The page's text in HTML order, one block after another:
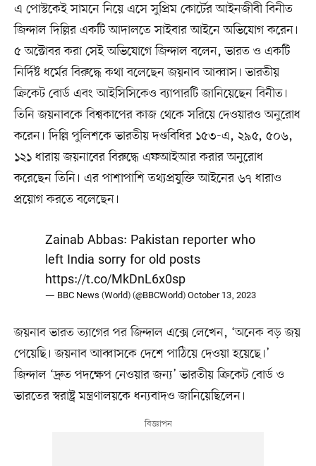
এ পোস্টকেই সামনে নিয়ে এসে সুপ্রিম কোর্টের আইনজীবী বিনীত
জিন্দাল দিল্লির একটি আদালতে সাইবার আইনে অভিযোগ করেন।
৫ অক্টোবর করা সেই অভিযোগে জিন্দাল বলেন, ভারত ও একটি
নির্দিষ্ট ধর্মের বিরুদ্ধে কথা বলেছেন জয়নাব আব্বাস। ভারতীয়
ক্রিকেট বোর্ড এবং আইসিসিকেও ব্যাপারটি জানিয়েছেন বিনীত।
তিনি জয়নাবকে বিশ্বকাপের কাজ থেকে সরিয়ে দেওয়ারও অনুরোধ
করেন। দিল্লি পুলিশকে ভারতীয় দণ্ডবিধির ১৫৩-এ, ২৯৫, ৫০৬,
১২১ ধারায় জয়নাবের বিরুদ্ধে এফআইআর করার অনুরোধ
করেছেন তিনি। এর পাশাপাশি তথ্যপ্রযুক্তি আইনের ৬৭ ধারাও
প্রয়োগ করতে বলেছেন।
Zainab Abbas: Pakistan reporter who
left India sorry for old posts
https://t.co/MkDnL6x0sp
— BBC News (World) (@BBCWorld)October 13, 2023
জয়নাব ভারত ত্যাগের পর জিন্দাল এক্সে লেখেন, ‘অনেক বড় জয়
পেয়েছি। জয়নাব আব্বাসকে দেশে পাঠিয়ে দেওয়া হয়েছে।’
জিন্দাল ‘দ্রুত পদক্ষেপ নেওয়ার জন্য’ ভারতীয় ক্রিকেট বোর্ড ও
ভারতের স্বরাষ্ট্র মন্ত্রণালয়কে ধন্যবাদও জানিয়েছিলেন।